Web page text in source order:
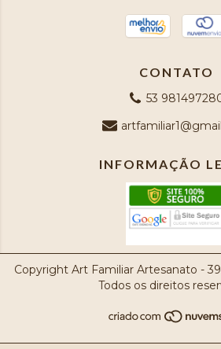
CONTATO
53
INFORMAÇÃO
Copyright Art Familiar Artesanato -
Todos os direitos